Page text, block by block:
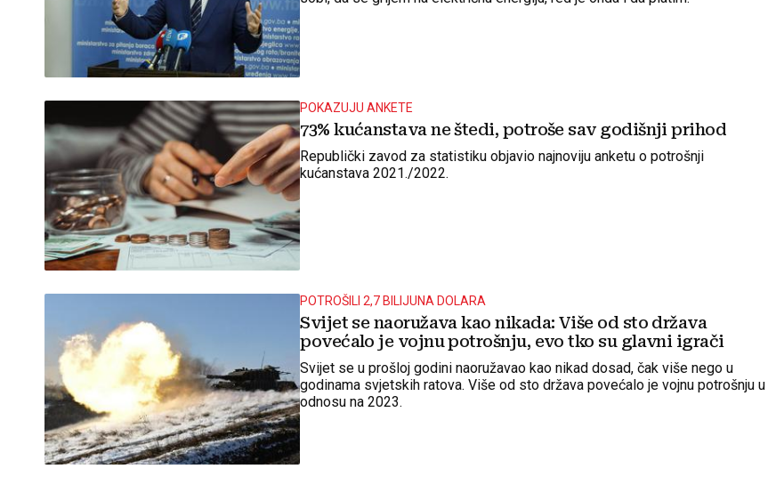
POKAZUJU ANKETE
73% kućanstava ne štedi, potroše sav godišnji prihod
Republički zavod za statistiku objavio najnoviju anketu o potrošnji
kućanstava 2021./2022.
POTROŠILI 2,7 BILIJUNA DOLARA
Svijet se naoružava kao nikada: Više od sto država
povećalo je vojnu potrošnju, evo tko su glavni igrači
Svijet se u prošloj godini naoružavao kao nikad dosad, čak više nego u
godinama svjetskih ratova. Više od sto država povećalo je vojnu potrošnju u
odnosu na 2023.